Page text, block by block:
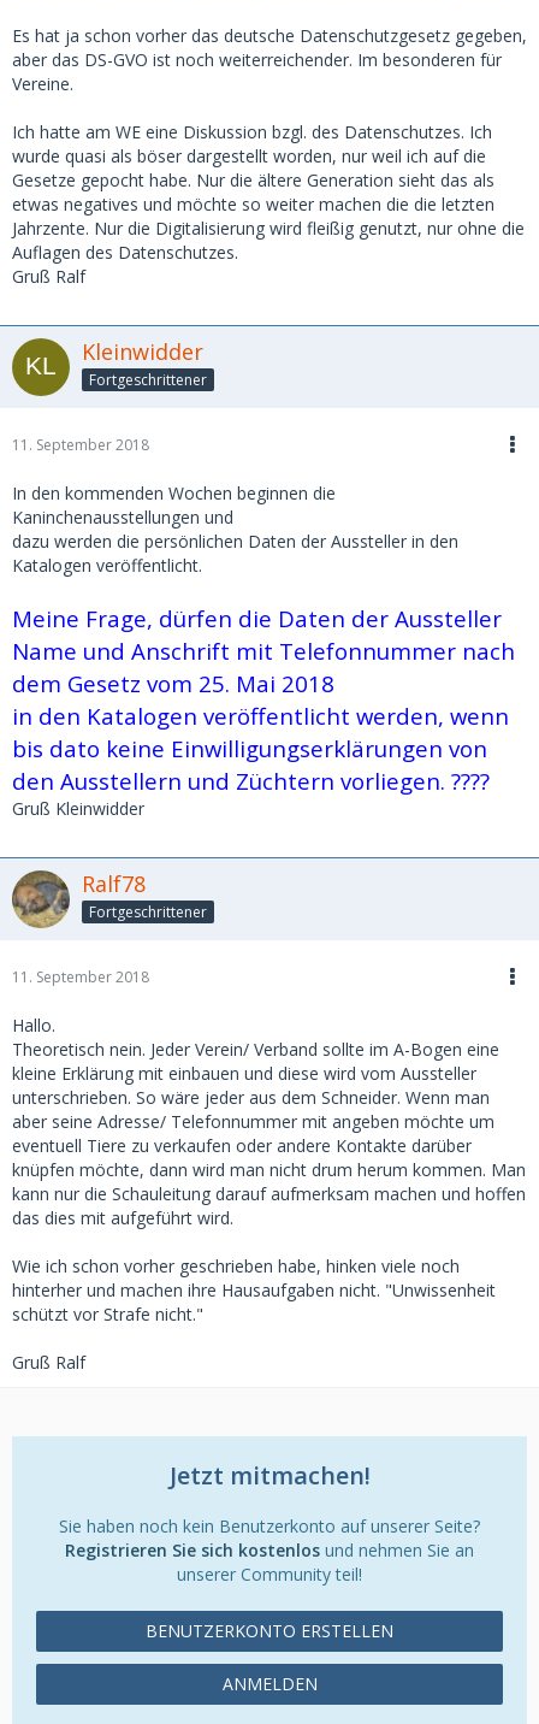
Es hat ja schon vorher das deutsche Datenschutzgesetz gegeben,
aber das DS-GVO ist noch weiterreichender. Im besonderen für
Vereine.
Ich hatte am WE eine Diskussion bzgl. des Datenschutzes. Ich
wurde quasi als böser dargestellt worden, nur weil ich auf die
Gesetze gepocht habe. Nur die ältere Generation sieht das als
etwas negatives und möchte so weiter machen die die letzten
Jahrzente. Nur die Digitalisierung wird fleißig genutzt, nur ohne die
Auflagen des Datenschutzes.
Gruß Ralf
Kleinwidder
Fortgeschrittener
11. September 2018
In den kommenden Wochen beginnen die
Kaninchenausstellungen und
dazu werden die persönlichen Daten der Aussteller in den
Katalogen veröffentlicht.
Meine Frage, dürfen die Daten der Aussteller
Name und Anschrift mit Telefonnummer nach
dem Gesetz vom 25. Mai 2018
in den Katalogen veröffentlicht werden, wenn
bis dato keine Einwilligungserklärungen von
den Ausstellern und Züchtern vorliegen. ????
Gruß Kleinwidder
Ralf78
Fortgeschrittener
11. September 2018
Hallo.
Theoretisch nein. Jeder Verein/ Verband sollte im A-Bogen eine
kleine Erklärung mit einbauen und diese wird vom Aussteller
unterschrieben. So wäre jeder aus dem Schneider. Wenn man
aber seine Adresse/ Telefonnummer mit angeben möchte um
eventuell Tiere zu verkaufen oder andere Kontakte darüber
knüpfen möchte, dann wird man nicht drum herum kommen. Man
kann nur die Schauleitung darauf aufmerksam machen und hoffen
das dies mit aufgeführt wird.
Wie ich schon vorher geschrieben habe, hinken viele noch
hinterher und machen ihre Hausaufgaben nicht. "Unwissenheit
schützt vor Strafe nicht."
Gruß Ralf
Jetzt mitmachen!
Sie haben noch kein Benutzerkonto auf unserer Seite?
Registrieren Sie sich kostenlos und nehmen Sie an
unserer Community teil!
BENUTZERKONTO ERSTELLEN
ANMELDEN